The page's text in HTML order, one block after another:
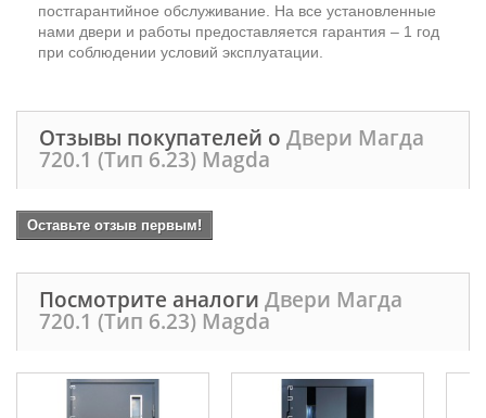
постгарантийное обслуживание. На все установленные
нами двери и работы предоставляется гарантия – 1 год
при соблюдении условий эксплуатации.
Отзывы покупателей о Двери Магда
720.1 (Тип 6.23) Magda
Оставьте отзыв первым!
Посмотрите аналоги Двери Магда
720.1 (Тип 6.23) Magda